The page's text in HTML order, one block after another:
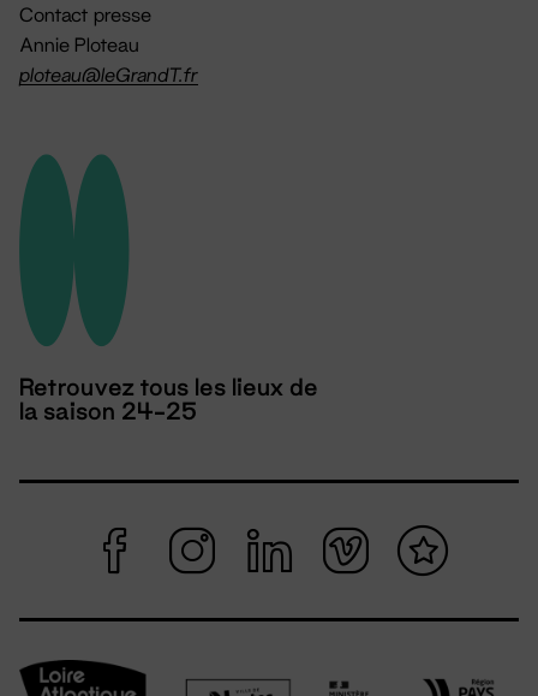
Contact presse
Annie Ploteau
ploteau@leGrandT.fr
Retrouvez tous les lieux de
la saison 24-25